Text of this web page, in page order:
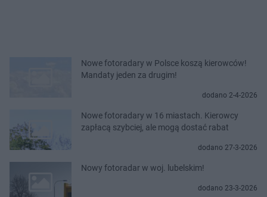
Nowe fotoradary w Polsce koszą kierowców!
Mandaty jeden za drugim!
dodano 2-4-2026
Nowe fotoradary w 16 miastach. Kierowcy
zapłacą szybciej, ale mogą dostać rabat
dodano 27-3-2026
Nowy fotoradar w woj. lubelskim!
dodano 23-3-2026